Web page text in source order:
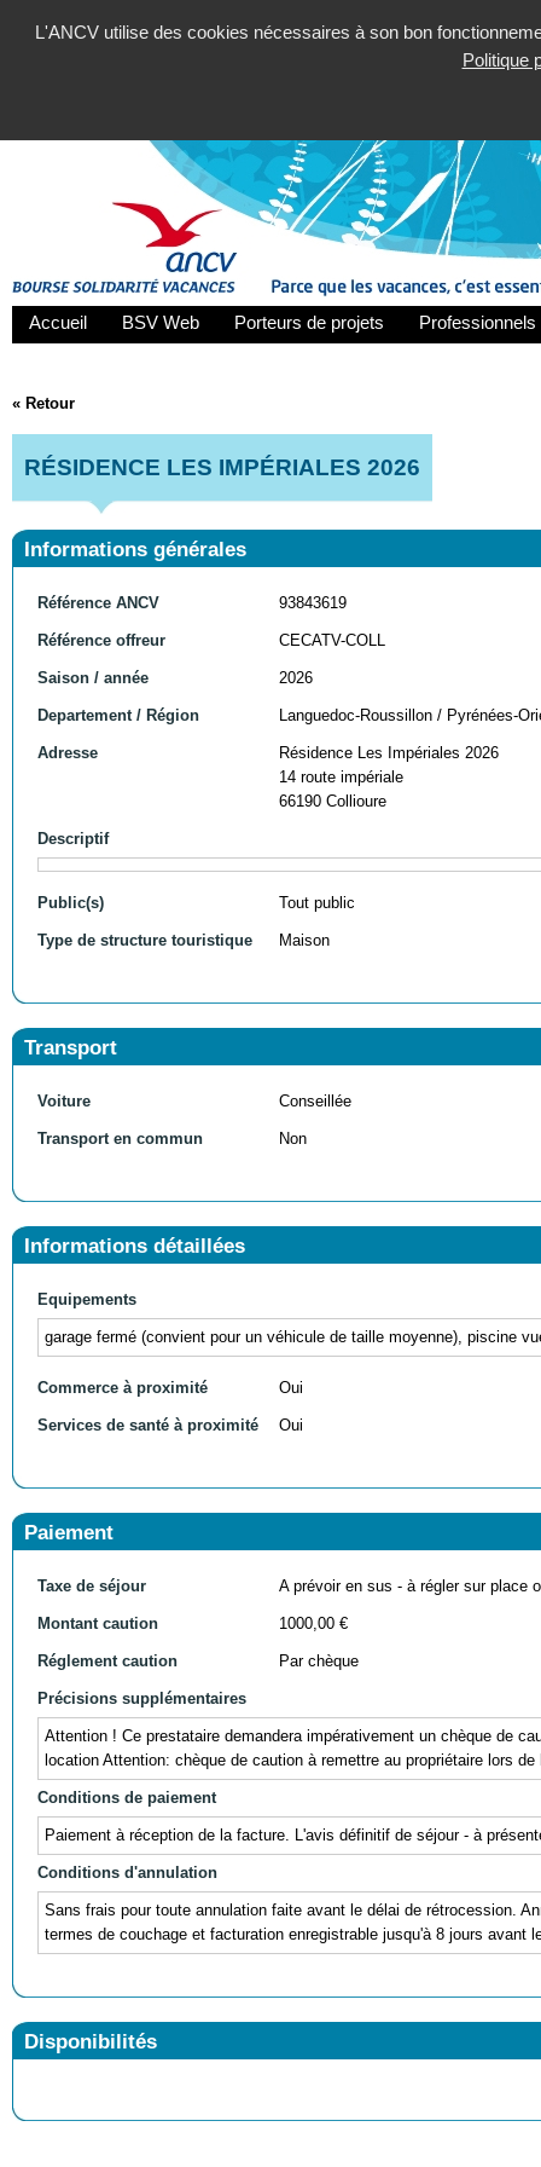
L'ANCV utilise des cookies nécessaires à son bon
Politique
Accueil BSV Web Porteurs de projets
« Retour
RÉSIDENCE LES IMPÉRIALES 2026
Informations générales
Référence ANCV 93843619
Référence offreur CECATV-COLL
Saison / année 2026
Departement / Région Languedoc-Roussillon / Pyrénées-
Adresse
Résidence Les Impériales 2026
14 route impériale
66190 Collioure
Descriptif
Public(s) Tout public
Type de structure touristique Maison
Transport
Voiture Conseillée
Transport en commun Non
Informations détaillées
Equipements
garage fermé (convient pour un véhicule de taille moyenne), piscine
Commerce à proximité Oui
Services de santé à proximité Oui
Paiement
Taxe de séjour A prévoir en sus - à régler sur place
Montant caution 1000,00 €
Réglement caution Par chèque
Précisions supplémentaires
Attention ! Ce prestataire demandera impérativement un chèque de
location Attention: chèque de caution à remettre au propriétaire lors
Conditions de paiement
Paiement à réception de la facture. L'avis définitif de séjour - à
Conditions d'annulation
Sans frais pour toute annulation faite avant le délai de rétrocession.
termes de couchage et facturation enregistrable jusqu'à 8 jours avant
Disponibilités